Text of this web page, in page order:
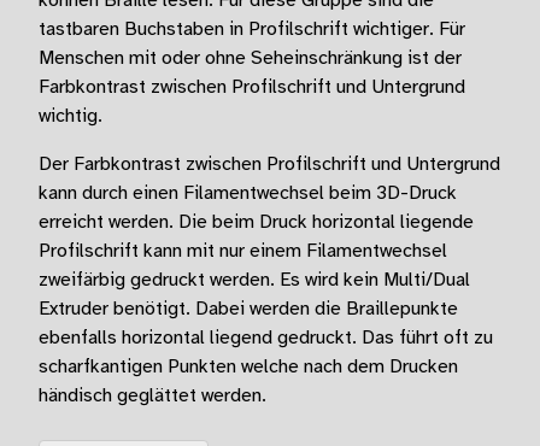
tastbaren Buchstaben in Profilschrift wichtiger. Für
Menschen mit oder ohne Seheinschränkung ist der
Farbkontrast zwischen Profilschrift und Untergrund
wichtig.
Der Farbkontrast zwischen Profilschrift und Untergrund
kann durch einen Filamentwechsel beim 3D-Druck
erreicht werden. Die beim Druck horizontal liegende
Profilschrift kann mit nur einem Filamentwechsel
zweifärbig gedruckt werden. Es wird kein Multi/Dual
Extruder benötigt. Dabei werden die Braillepunkte
ebenfalls horizontal liegend gedruckt. Das führt oft zu
scharfkantigen Punkten welche nach dem Drucken
händisch geglättet werden.